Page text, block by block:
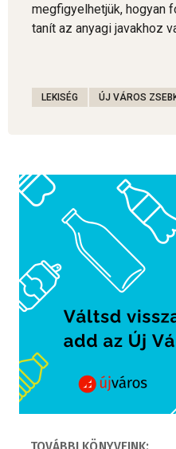
megfigyelhetjük, hogyan
tanít az anyagi javakhoz
LEKISÉG ÚJ VÁROS